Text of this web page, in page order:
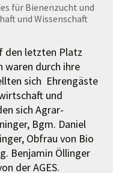
für Bienenzucht und
und Wissenschaft
den letzten Platz
waren durch ihre
sich Ehrengäste
und
sich Agrar-
Bgm. Daniel
Obfrau von Bio
Benjamin Öllinger
der AGES.